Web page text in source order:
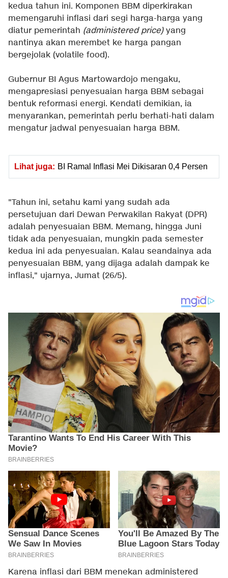
kedua tahun ini. Komponen BBM diperkirakan
memengaruhi inflasi dari segi harga-harga yang
diatur pemerintah (administered price)yang
nantinya akan merembet ke harga pangan
bergejolak (volatile food).
Gubernur BI Agus Martowardojo mengaku,
mengapresiasi penyesuaian harga BBM sebagai
bentuk reformasi energi. Kendati demikian, ia
menyarankan, pemerintah perlu berhati-hati dalam
mengatur jadwal penyesuaian harga BBM.
Lihat juga: BI Ramal Inflasi Mei Dikisaran 0,4 Persen
"Tahun ini, setahu kami yang sudah ada
persetujuan dari Dewan Perwakilan Rakyat (DPR)
adalah penyesuaian BBM. Memang, hingga Juni
tidak ada penyesuaian, mungkin pada semester
kedua ini ada penyesuaian. Kalau seandainya ada
penyesuaian BBM, yang dijaga adalah dampak ke
inflasi," ujarnya, Jumat (26/5).
Karena inflasi dari BBM menekan administered